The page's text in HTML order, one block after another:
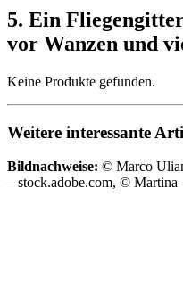
5. Ein
vor Wanzen und
Keine Produkte gefunden.
Weitere interessante
Bildnachweise: © Marco
– stock.adobe.com, © Martina